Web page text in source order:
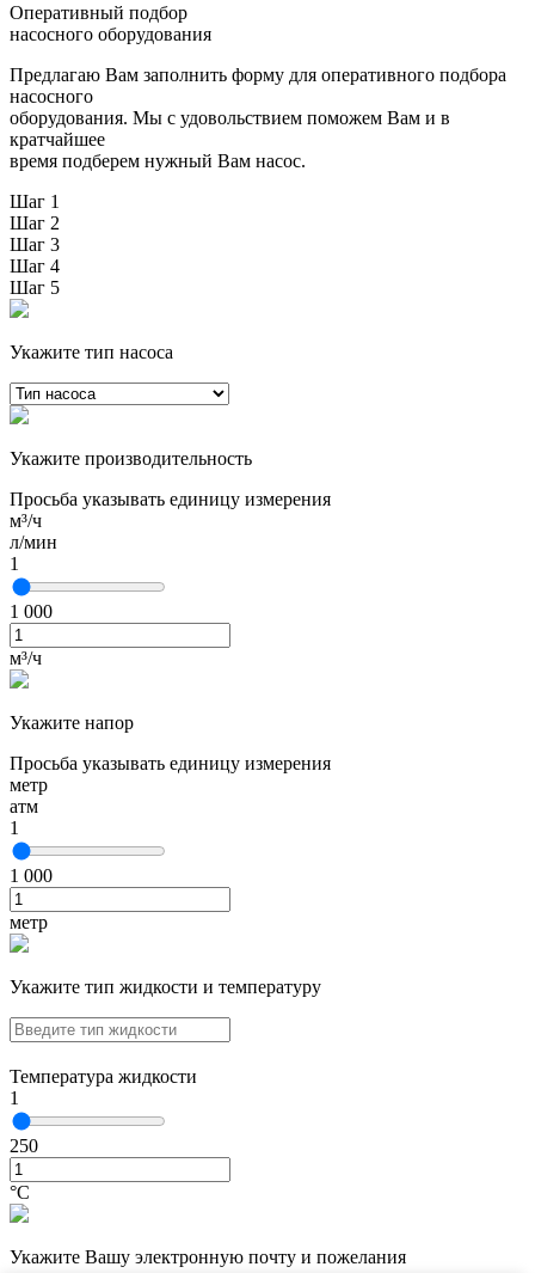
Оперативный подбор
насосного оборудования
Предлагаю Вам заполнить форму для оперативного подбора
насосного
оборудования. Мы с удовольствием поможем Вам и в
кратчайшее
время подберем нужный Вам насос.
Шаг 1
Шаг 2
Шаг 3
Шаг 4
Шаг 5
Укажите тип насоса
Укажите производительность
Просьба указывать единицу измерения
м³/ч
л/мин
1
1 000
м³/ч
Укажите напор
Просьба указывать единицу измерения
метр
атм
1
1 000
метр
Укажите тип жидкости и температуру
Температура жидкости
1
250
°С
Укажите Вашу электронную почту и пожелания